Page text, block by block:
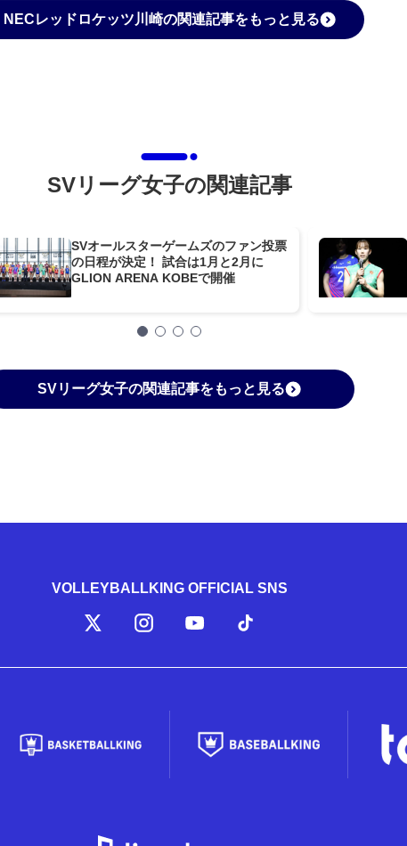
NECレッドロケッツ川崎の関連記事をもっと見る
SVリーグ女子の関連記事
SVオールスターゲームズのファン投票
の日程が決定！ 試合は1月と2月に
GLION ARENA KOBEで開催
SVリーグ女子の関連記事をもっと見る
VOLLEYBALLKING OFFICIAL SNS